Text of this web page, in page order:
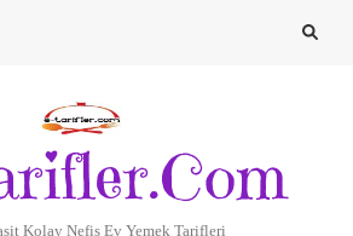
Kolay Nefis Ev Yemek Tarifleri